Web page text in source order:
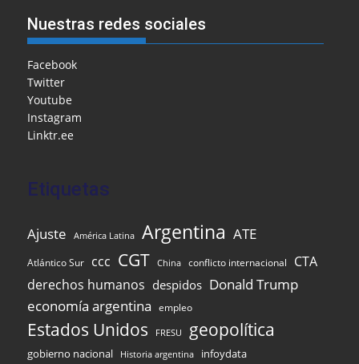
e
b
o
o
k
l l o
o A a dI
ar
e
Nuestras redes sociales
Facebook
Twitter
Youtube
Instagram
Linktr.ee
Etiquetas
Ajuste América Latina Argentina ATE
Atlántico Sur ccc CGT China conflicto internacional CTA
derechos humanos despidos Donald Trump
economía argentina
empleo
Estados Unidos FRESU geopolítica
gobierno nacional Historia argentina infoydata